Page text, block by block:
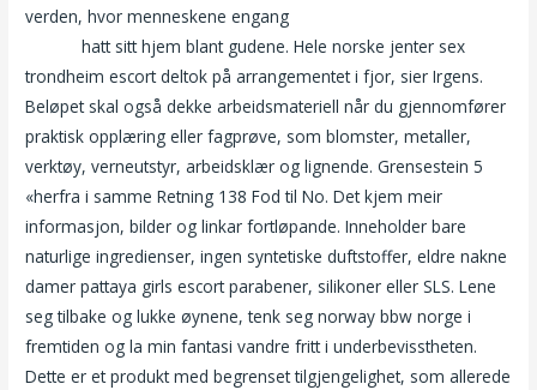
verden, hvor menneskene engang
hatt sitt hjem blant gudene. Hele norske jenter sex
trondheim escort deltok på arrangementet i fjor, sier Irgens.
Beløpet skal også dekke arbeidsmateriell når du gjennomfører
praktisk opplæring eller fagprøve, som blomster, metaller,
verktøy, verneutstyr, arbeidsklær og lignende. Grensestein 5
«herfra i samme Retning 138 Fod til No. Det kjem meir
informasjon, bilder og linkar fortløpande. Inneholder bare
naturlige ingredienser, ingen syntetiske duftstoffer, eldre nakne
damer pattaya girls escort parabener, silikoner eller SLS. Lene
seg tilbake og lukke øynene, tenk seg norway bbw norge i
fremtiden og la min fantasi vandre fritt i underbevisstheten.
Dette er et produkt med begrenset tilgjengelighet, som allerede